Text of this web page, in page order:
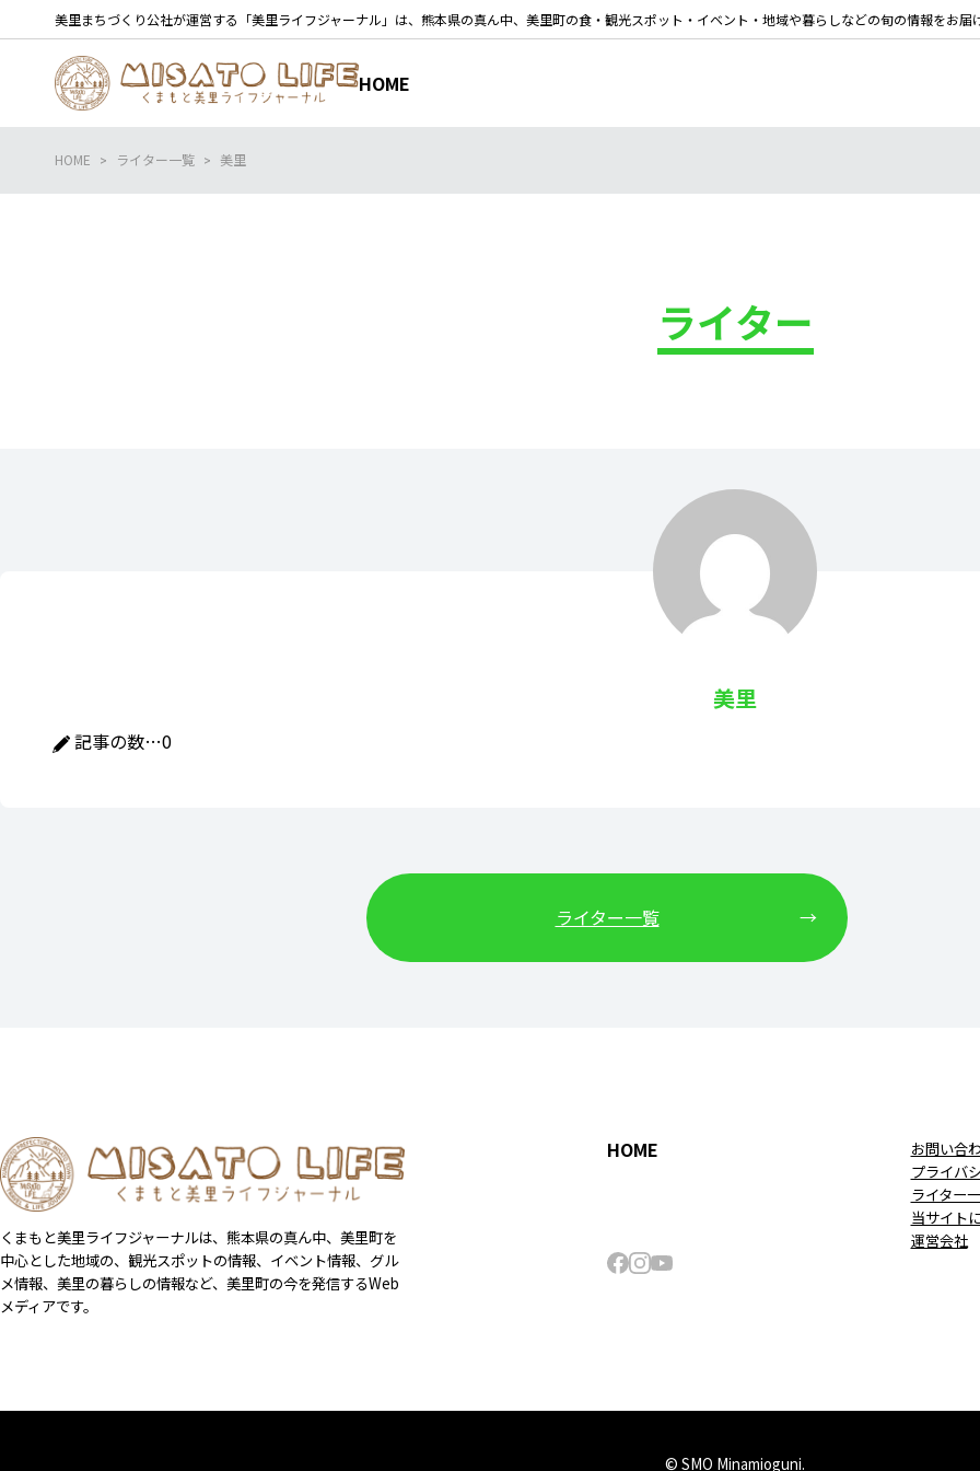
美里まちづくり公社が運営する「美里ライフジャーナル」は、熊本県の真ん中、美里町の食・観光スポット・イベント・地域や暮らしなどの旬の情報をお届
HOME
HOME ライター一覧 美里
ライター
美里
記事の数…0
ライター一覧
くまもと美里ライフジャーナルは、熊本県の真ん中、美里町を
中心とした地域の、観光スポットの情報、イベント情報、グル
メ情報、美里の暮らしの情報など、美里町の今を発信するWeb
メディアです。
HOME
お問い合
プライバ
ライター
当サイト
運営会社
© SMO Minamioguni.